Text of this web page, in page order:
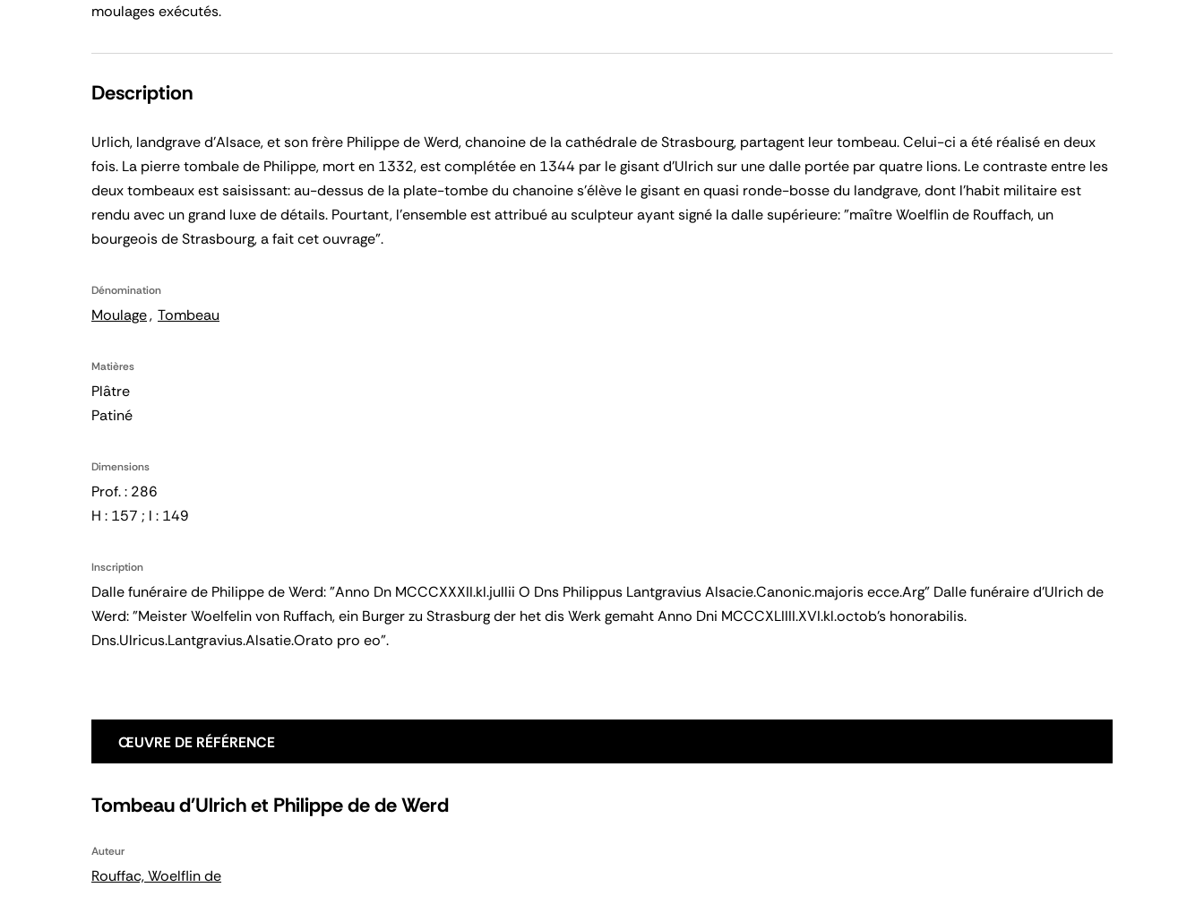
moulages exécutés.
Description
Urlich, landgrave d'Alsace, et son frère Philippe de Werd, chanoine de la cathédrale de Strasbourg, partagent leur tombeau. Celui-ci a été réalisé en deux
fois. La pierre tombale de Philippe, mort en 1332, est complétée en 1344 par le gisant d'Ulrich sur une dalle portée par quatre lions. Le contraste entre les
deux tombeaux est saisissant: au-dessus de la plate-tombe du chanoine s'élève le gisant en quasi ronde-bosse du landgrave, dont l'habit militaire est
rendu avec un grand luxe de détails. Pourtant, l'ensemble est attribué au sculpteur ayant signé la dalle supérieure: "maître Woelflin de Rouffach, un
bourgeois de Strasbourg, a fait cet ouvrage".
Dénomination
Moulage Tombeau
Matières
Plâtre
Patiné
Dimensions
Prof. : 286
H : 157 ; l : 149
Inscription
Dalle funéraire de Philippe de Werd: "Anno Dn MCCCXXXII.kl.jullii O Dns Philippus Lantgravius Alsacie.Canonic.majoris ecce.Arg" Dalle funéraire d'Ulrich de
Werd: "Meister Woelfelin von Ruffach, ein Burger zu Strasburg der het dis Werk gemaht Anno Dni MCCCXLIIII.XVI.kl.octob's honorabilis.
Dns.Ulricus.Lantgravius.Alsatie.Orato pro eo".
ŒUVRE DE RÉFÉRENCE
Tombeau d'Ulrich et Philippe de de Werd
Auteur
Rouffac, Woelflin de